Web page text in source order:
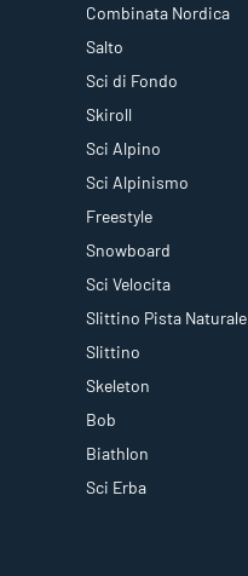
Combinata Nordica
Salto
Sci di Fondo
Skiroll
Sci Alpino
Sci Alpinismo
Freestyle
Snowboard
Sci Velocita
Slittino Pista Naturale
Slittino
Skeleton
Bob
Biathlon
Sci Erba